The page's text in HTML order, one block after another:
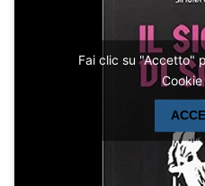
Fai clic su "Accetto"